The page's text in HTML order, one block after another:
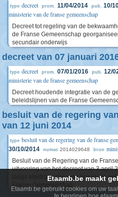
type decreet prom. 11/04/2014 pub. 10/
ministerie van de franse gemeenschap
Decreet tot regeling van de
de Franse Gemeenschap
secundair onderwijs
decreet van 07 januari
type decreet prom. 07/01/2016 pub. 12/
ministerie van de franse gemeenschap
Decreet houdende integratie van de
beleidslijnen van de Franse
besluit van de regering
van 12 juni 2014
type besluit van de regering van de franse
30/10/2014 numac 2014029648 bron
Besluit van de Regering van de
uitvoering van het decreet van 3 april
langs elektronische weg tussen de
Franse Gemeenschap
Etaamb.be maakt
Etaamb.be gebruikt cookies om uw